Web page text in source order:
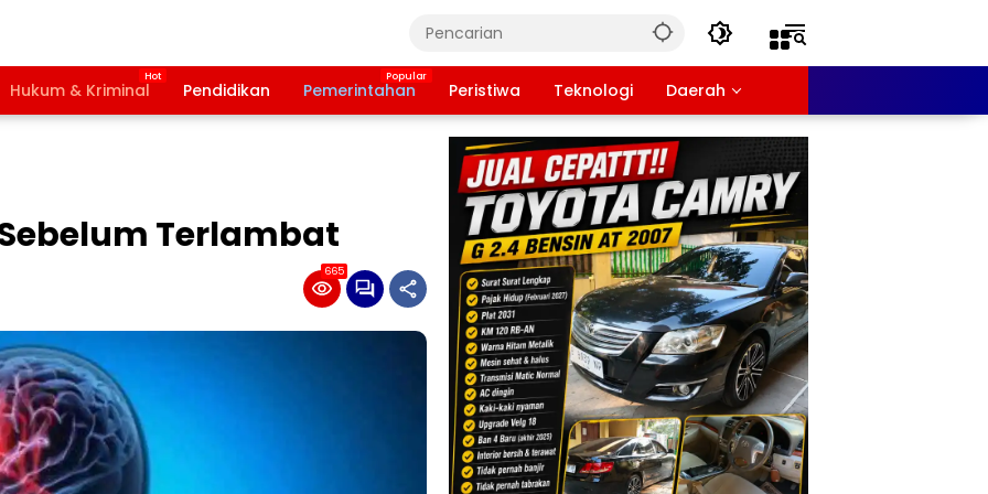
Hukum & Kriminal Pendidikan Pemerintahan Peristiwa Teknologi Daerah
Terlambat
665